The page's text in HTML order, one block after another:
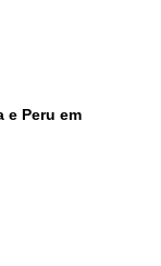
e Peru em